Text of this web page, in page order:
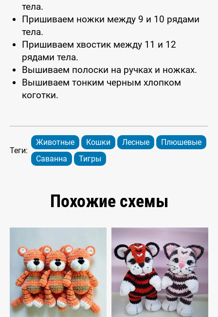
тела.
Пришиваем ножки между 9 и 10 рядами
тела.
Пришиваем хвостик между 11 и 12
рядами тела.
Вышиваем полоски на ручках и ножках.
Вышиваем тонким черным хлопком
коготки.
Теги:
Животные Кошки Лесные
Плюшевые
Саванна
Тигры
Похожие схемы